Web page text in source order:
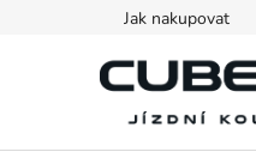
Jak nakupovat